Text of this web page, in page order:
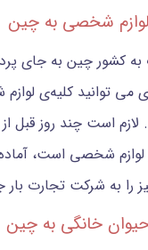
شخصی به چین
به کشور چین به جای
می توانید کلیه‌ی
است چند روز قبل
شخصی است،
را به شرکت تجارت بار
خانگی به چین